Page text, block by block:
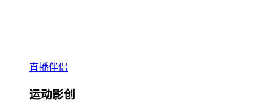
直播伴侣
运动影创